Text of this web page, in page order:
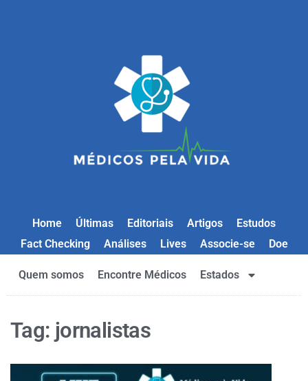
Home Últimas Editoriais Artigos
Estudos
Fact Checking
Análises Lives Associe-se Doe
Quem somos Encontre Médicos Estados
Tag: jornalistas